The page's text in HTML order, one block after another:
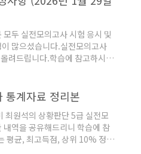
두 실전모의고사 시험 응시 및
많으셨습니다.실전모의고사
려드립니다.학습에 참고하시기
면서 모두 화이팅하세요! - 최
통계자료 정리본
원석의 상황판단 5급 실전모
역을 공유해드리니 학습에 참
평균, 최고득점, 상위 10% 정도